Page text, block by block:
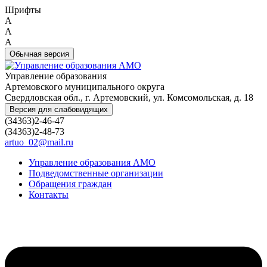
Шрифты
A
A
A
Обычная версия
Управление образования
Артемовского муниципального округа
Свердловская обл., г. Артемовский, ул. Комсомольская, д. 18
Версия для слабовидящих
(34363)2-46-47
(34363)2-48-73
artuo_02@mail.ru
Управление образования АМО
Подведомственные организации
Обращения граждан
Контакты